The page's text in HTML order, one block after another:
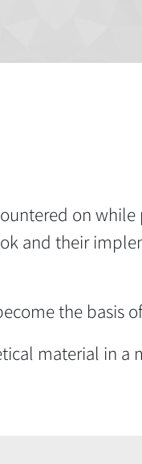
on
and their
the basis
material in a